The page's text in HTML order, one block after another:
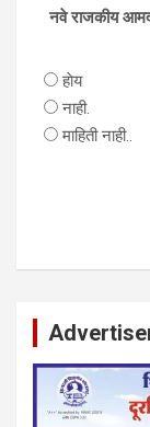
नवे राजकीय
हाेय
नाही.
माहिती नाही..